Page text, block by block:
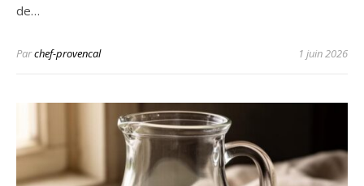
de…
Parchef-provencal 1 juin 2026